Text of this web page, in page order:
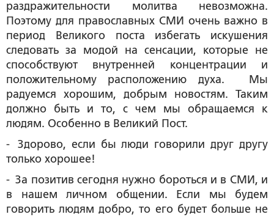
раздражительности молитва невозможна.
Поэтому для православных СМИ очень важно в
период Великого поста избегать искушения
следовать за модой на сенсации, которые не
способствуют внутренней концентрации и
положительному расположению духа. Мы
радуемся хорошим, добрым новостям. Таким
должно быть и то, с чем мы обращаемся к
людям. Особенно в Великий Пост.
- Здорово, если бы люди говорили друг другу
только хорошее!
- За позитив сегодня нужно бороться и в СМИ, и
в нашем личном общении. Если мы будем
говорить людям добро, то его будет больше не